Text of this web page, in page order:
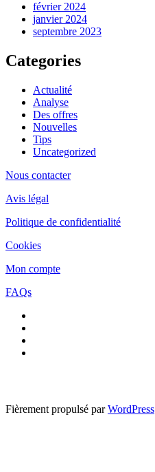
février 2024
janvier 2024
septembre 2023
Categories
Actualité
Analyse
Des offres
Nouvelles
Tips
Uncategorized
Nous contacter
Avis légal
Politique de confidentialité
Cookies
Mon compte
FAQs
Fièrement propulsé parWordPress